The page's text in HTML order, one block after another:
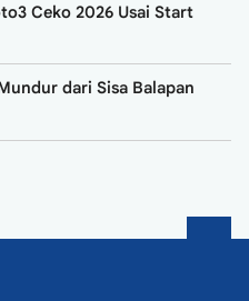
Ceko 2026 Usai Start
dari Sisa Balapan